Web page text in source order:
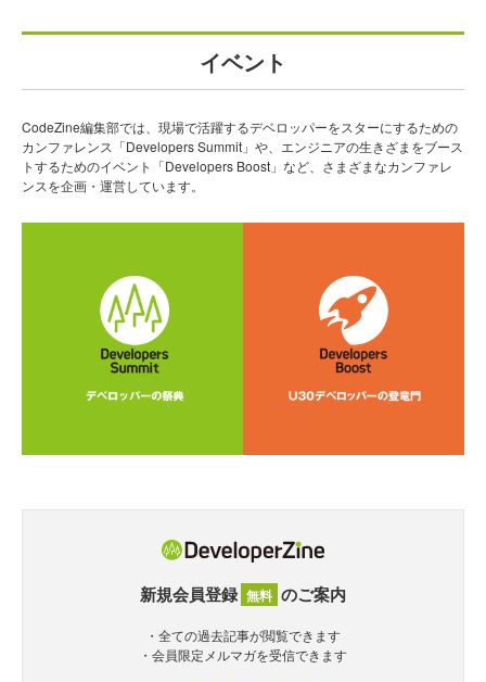
イベント
CodeZine編集部では、現場で活躍するデベロッパーをスターにするための
カンファレンス「Developers Summit」や、エンジニアの生きざまをブース
トするためのイベント「Developers Boost」など、さまざまなカンファレ
ンスを企画・運営しています。
新規会員登録 無料 のご案内
・全ての過去記事が閲覧できます
・会員限定メルマガを受信できます